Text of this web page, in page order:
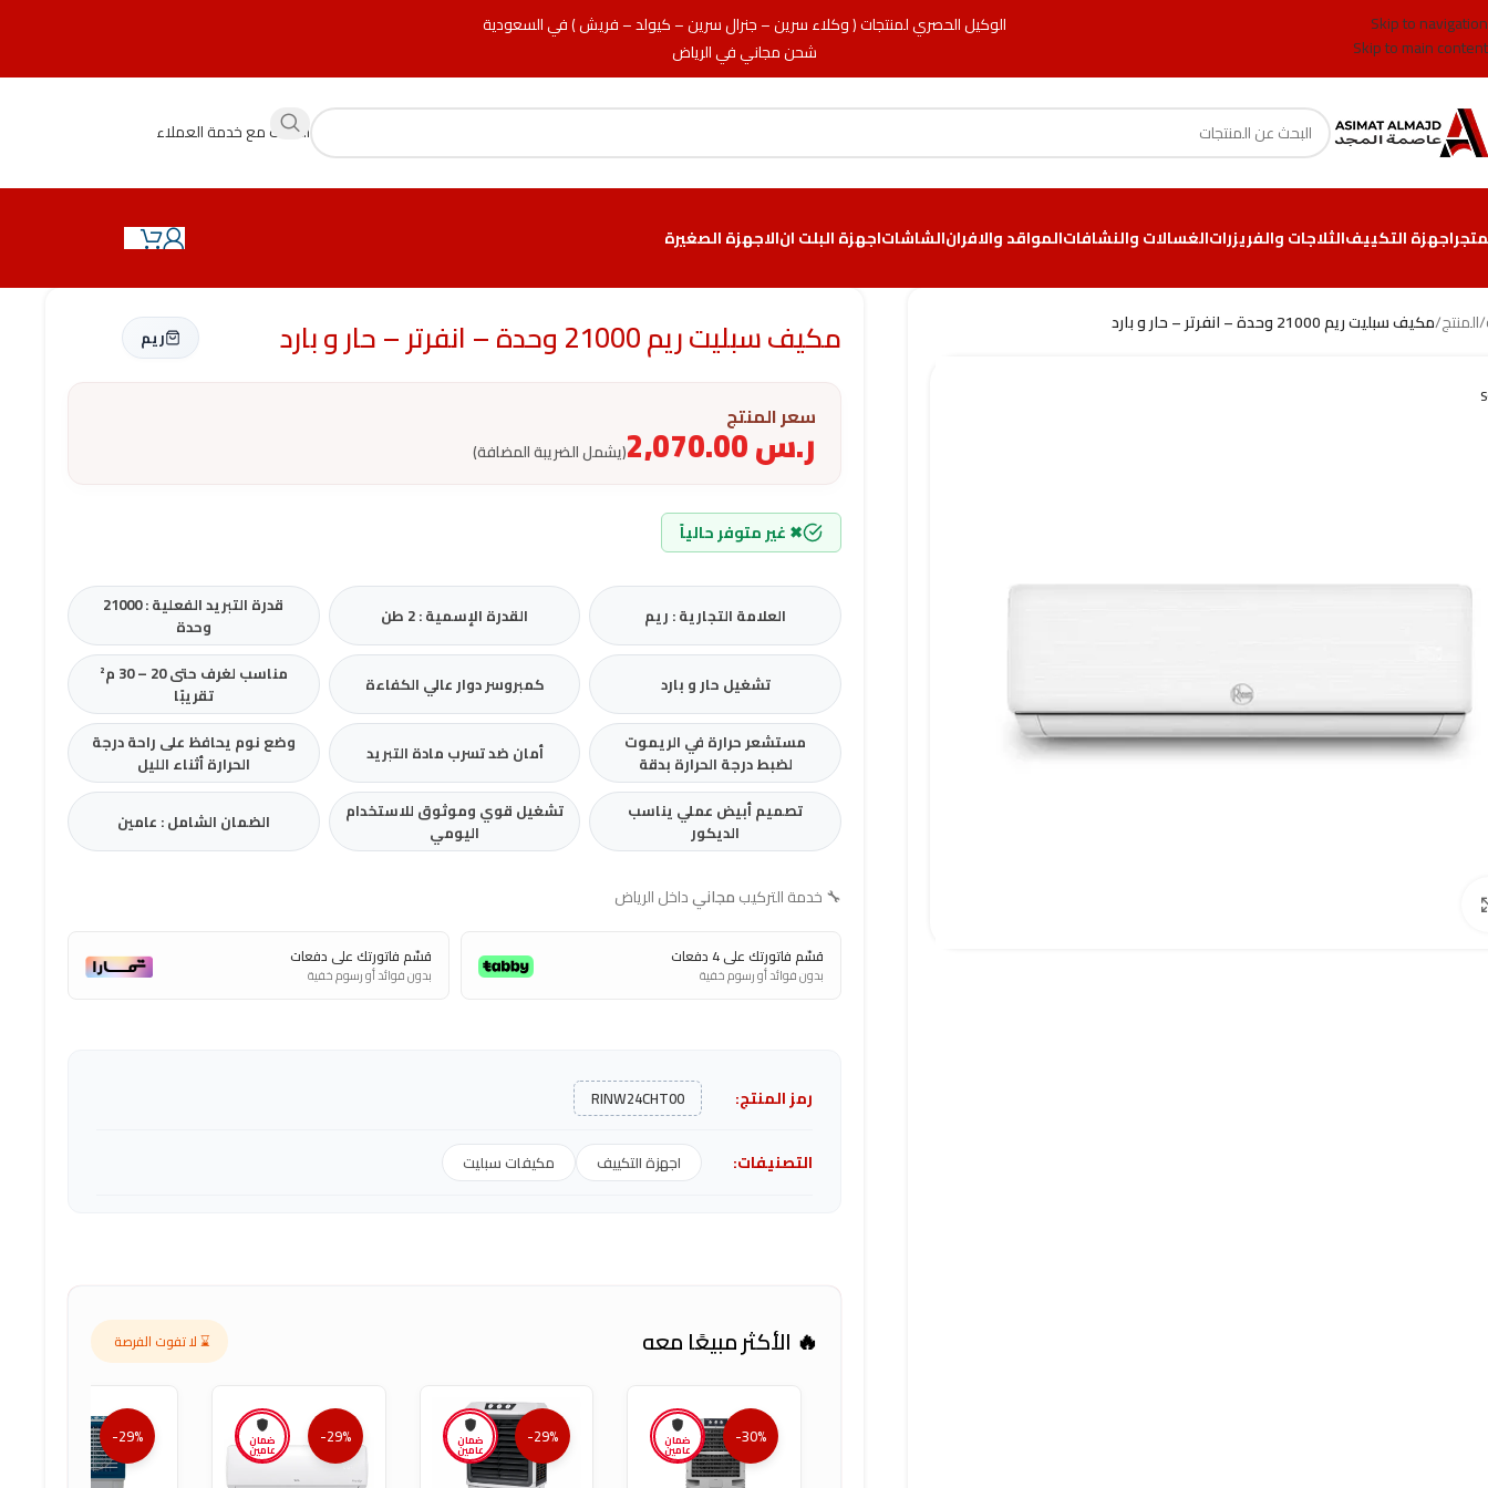
الوكيل الحصري لمنتجات ( وكلاء سرين – جنرال سرين – كيولد – فريش ) في السعودية
شحن مجاني في الرياض
Skip to navigation
Skip to main content
التحدث مع خدمة العملاء
اجهزة التكييفالثلاجات والفريزراتالغسالات والنشافاتالمواقد والافرانالشاشاتاجهزة البلت انالاجهزة الصغيرة
/المنتج/مكيف سبليت ريم 21000 وحدة – انفرتر – حار و بارد مكيف سبليت ريم 21000 وحدة – انفرتر – حار و بارد ريم
سعر المنتج
ر.س (يشمل الضريبة المضافة)
✖ غير متوفر حالياً
العلامة التجارية : ريم القدرة الإسمية : 2 طن
قدرة التبريد الفعلية : 21000
وحدة
تشغيل حار و بارد كمبروسر دوار عالي الكفاءة
مناسب لغرف حتى 20 – 30 م²
تقريبًا
مستشعر حرارة في الريموت
لضبط درجة الحرارة بدقة
أمان ضد تسرب مادة التبريد
وضع نوم يحافظ على راحة درجة
الحرارة أثناء الليل
تصميم أبيض عملي يناسب
الديكور
تشغيل قوي وموثوق للاستخدام
اليومي
الضمان الشامل : عامين
🔧خدمة التركيبمجانيداخل الرياض
قسّم فاتورتك على 4 دفعات
بدون فوائد أو رسوم خفية
قسّم فاتورتك على دفعات
بدون فوائد أو رسوم خفية
رمز المنتج: RINW24CHT00
التصنيفات: اجهزة التكييف مكيفات سبليت
🔥 الأكثر مبيعًا معه ⌛ لا تفوت الفرصة
ضمان
عامين
-30% ضمان
عامين
-29% ضمان
عامين
-29%
-29%